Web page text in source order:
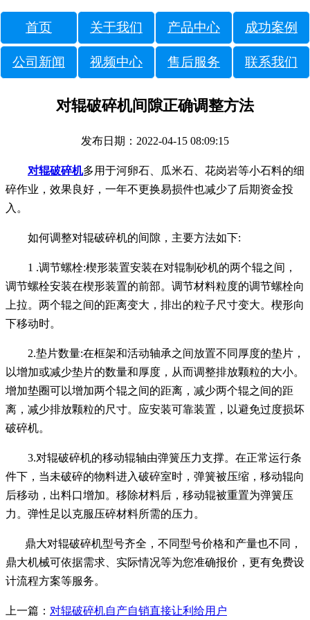
首页 关于我们 产品中心 成功案例
公司新闻 视频中心 售后服务 联系我们
对辊破碎机间隙正确调整方法
发布日期：2022-04-15 08:09:15
对辊破碎机多用于河卵石、瓜米石、花岗岩等小石料的细
碎作业，效果良好，一年不更换易损件也减少了后期资金投
入。
如何调整对辊破碎机的间隙，主要方法如下:
1 .调节螺栓:楔形装置安装在对辊制砂机的两个辊之间，
调节螺栓安装在楔形装置的前部。调节材料粒度的调节螺栓向
上拉。两个辊之间的距离变大，排出的粒子尺寸变大。楔形向
下移动时。
2.垫片数量:在框架和活动轴承之间放置不同厚度的垫片，
以增加或减少垫片的数量和厚度，从而调整排放颗粒的大小。
增加垫圈可以增加两个辊之间的距离，减少两个辊之间的距
离，减少排放颗粒的尺寸。应安装可靠装置，以避免过度损坏
破碎机。
3.对辊破碎机的移动辊轴由弹簧压力支撑。在正常运行条
件下，当未破碎的物料进入破碎室时，弹簧被压缩，移动辊向
后移动，出料口增加。移除材料后，移动辊被重置为弹簧压
力。弹性足以克服压碎材料所需的压力。
鼎大对辊破碎机型号齐全，不同型号价格和产量也不同，
鼎大机械可依据需求、实际情况等为您准确报价，更有免费设
计流程方案等服务。
上一篇： 对辊破碎机自产自销直接让利给用户